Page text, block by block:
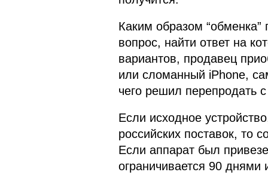
Каким образом “обменка”
вопрос, найти ответ на
вариантов, продавец
или сломанный iPhone,
чего решил перепродать
Если исходное
российских поставок, то
Если аппарат был
ограничивается 90 днями